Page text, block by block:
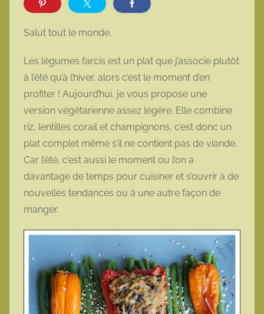
r
o
t
t
e
Salut tout le monde,
Les légumes farcis est un plat que j’associe plutôt
à l’été qu’à l’hiver, alors c’est le moment d’en
profiter ! Aujourd’hui, je vous propose une
version végétarienne assez légère. Elle combine
riz, lentilles corail et champignons, c’est donc un
plat complet même s’il ne contient pas de viande.
Car l’été, c’est aussi le moment ou l’on a
davantage de temps pour cuisiner et s’ouvrir à de
nouvelles tendances ou à une autre façon de
manger.